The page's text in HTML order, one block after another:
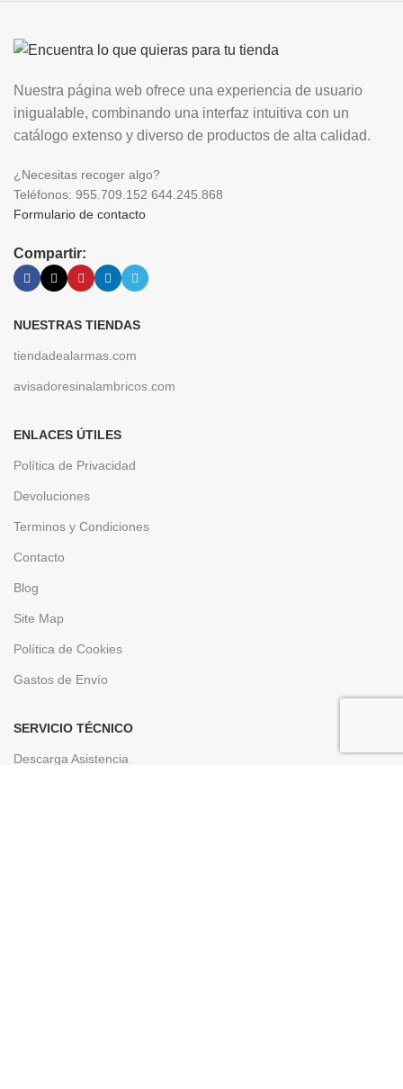
Nuestra página web ofrece una experiencia de usuario
inigualable, combinando una interfaz intuitiva con un
catálogo extenso y diverso de productos de alta calidad.
¿Necesitas recoger algo?
Teléfonos: 955.709.152 644.245.868
Formulario de contacto
Compartir:
NUESTRAS TIENDAS
tiendadealarmas.com
avisadoresinalambricos.com
ENLACES ÚTILES
Política de Privacidad
Devoluciones
Terminos y Condiciones
Contacto
Blog
Site Map
Política de Cookies
Gastos de Envío
SERVICIO TÉCNICO
Descarga Asistencia